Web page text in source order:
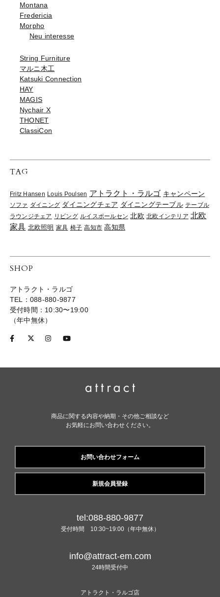
Montana
Fredericia
Morpho
Neu interesse
String Furniture
マルニ木工
Katsuki Connection
HAY
MAGIS
Nychair X
THONET
ClassiCon
TAG
Fritz Hansen Louis Poulsen アトラクト・ラルゴ キャンペーン
ソファ ダイニング ダイニングチェア ダイニングテーブル テーブル
ラウンジチェア リビング ルイスポールセン 北欧 北欧インテリア 北欧
家具 北欧照明 家具 椅子 高知市 高知県
SHOP
アトラクト・ラルゴ
TEL：088-880-9877
受付時間：10:30〜19:00
（年中無休）
商品に関する内容や納期・その他ご相談など
お気軽にお問い合わせください。
お問い合わせフォーム
新規会員登録
tel:088-880-9877
受付時間 10:30~19:00（年中無休）
info@attract-em.com
24時間受付中
アトラクト・ラルゴ店